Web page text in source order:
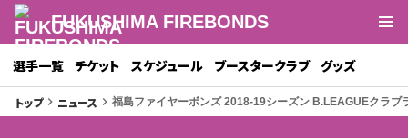
FUKUSHIMA FIREBONDS
選手一覧 チケット スケジュール ブースタークラブ グッズ
トップkeyboard_arrow_right ニュース keyboard_arrow_right 福島ファイヤーボンズ 2018-19シーズン B.LEAGUEクラブ